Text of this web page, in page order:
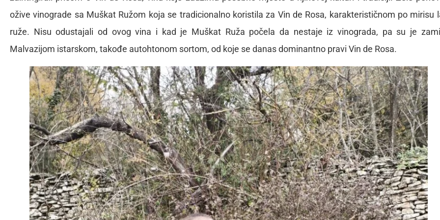
ožive vinograde sa Muškat Ružom koja se tradicionalno koristila za Vin de Rosa, karakterističnom po mirisu
ruže. Nisu odustajali od ovog vina i kad je Muškat Ruža počela da nestaje iz vinograda, pa su je
Malvazijom istarskom, takođe autohtonom sortom, od koje se danas dominantno pravi Vin de Rosa.